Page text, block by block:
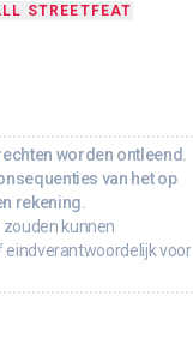
STREETFEAT
worden ontleend.
van het op
rekening.
kunnen
eindverantwoordelijk voor